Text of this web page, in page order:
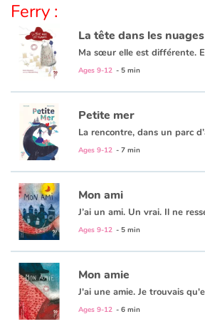
Blog
Learn french with Storyplay'r
French book lists for children
Reading for children
Activities and workshops
Dyslexia and reading disorders
Ferry :
La tête dans les nuages
Ages 9-12 - 5 min
Petite mer
Ages 9-12 - 7 min
Mon ami
Ages 9-12 - 5 min
Mon amie
Ages 9-12 - 6 min